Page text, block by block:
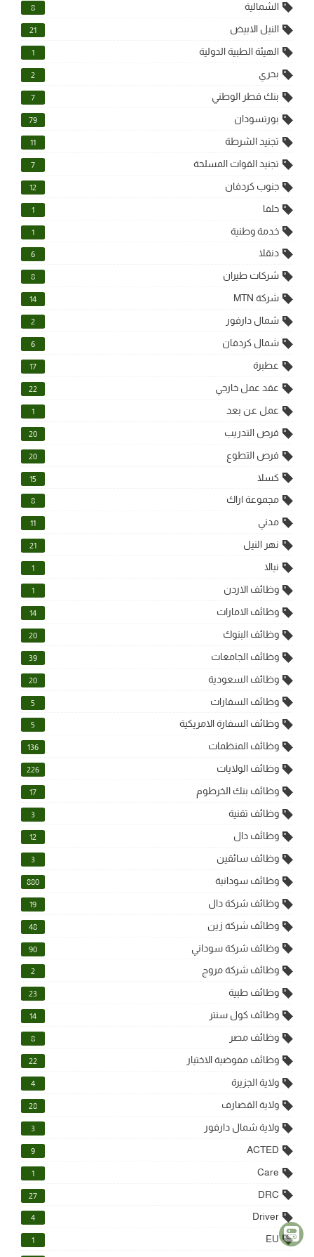
الشمالية 8
النيل الابيض 21
الهيئة الطبية الدولية 1
بحري 2
بنك قطر الوطني 7
بورتسودان 79
تجنيد الشرطة 11
تجنيد القوات المسلحة 7
جنوب كردفان 12
حلفا 1
خدمة وطنية 1
دنقلا 6
شركات طيران 8
شركة MTN 14
شمال دارفور 2
شمال كردفان 6
عطبرة 17
عقد عمل خارجي 22
عمل عن بعد 1
فرص التدريب 20
فرص التطوع 20
كسلا 15
مجموعة اراك 8
مدني 11
نهر النيل 21
نيالا 1
وظائف الاردن 1
وظائف الامارات 14
وظائف البنوك 20
وظائف الجامعات 39
وظائف السعودية 20
وظائف السفارات 5
وظائف السفارة الامريكية 5
وظائف المنظمات 136
وظائف الولايات 226
وظائف بنك الخرطوم 17
وظائف تقنية 3
وظائف دال 12
وظائف سائقين 3
وظائف سودانية 880
وظائف شركة دال 19
وظائف شركة زين 48
وظائف شركة سوداني 90
وظائف شركة مروج 2
وظائف طبية 23
وظائف كول سنتر 14
وظائف مصر 8
وظائف مفوضية الاختيار 22
ولاية الجزيرة 4
ولاية القضارف 28
ولاية شمال دارفور 3
ACTED
9
Care
1
DRC
27
Driver
4
EU
1